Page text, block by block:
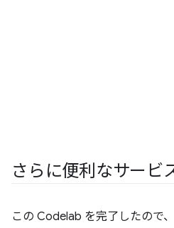
さらに便利なサービ
この Codelab を完了したので